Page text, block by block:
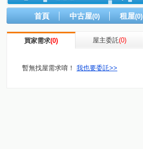
首頁 中古屋(0) 租屋(0)
買家需求(0) 屋主委託(0)
暫無找屋需求唷！ 我也要委託>>